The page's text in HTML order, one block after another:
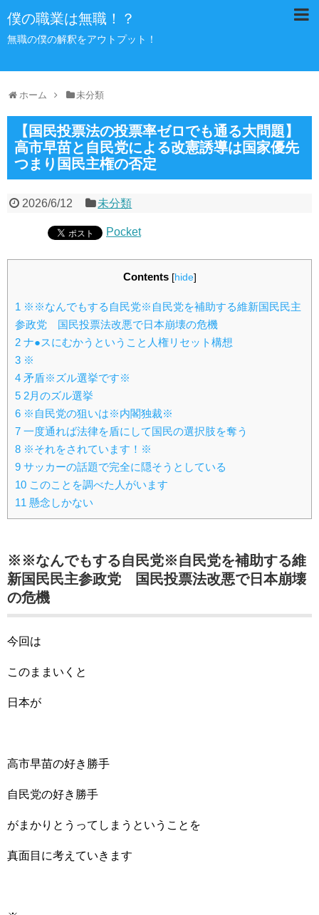
僕の職業は無職！？
無職の僕の解釈をアウトプット！
ホーム 未分類
【国民投票法の投票率ゼロでも通る大問題】
高市早苗と自民党による改憲誘導は国家優先
つまり国民主権の否定
2026/6/12 未分類
Pocket
Contents [hide]
1 ※※なんでもする自民党※自民党を補助する維新国民民主
参政党 国民投票法改悪で日本崩壊の危機
2 ナ●スにむかうということ人権リセット構想
3 ※
4 矛盾※ズル選挙です※
5 2月のズル選挙
6 ※自民党の狙いは※内閣独裁※
7 一度通れば法律を盾にして国民の選択肢を奪う
8 ※それをされています！※
9 サッカーの話題で完全に隠そうとしている
10 このことを調べた人がいます
11 懸念しかない
※※なんでもする自民党※自民党を補助する維
新国民民主参政党 国民投票法改悪で日本崩壊
の危機
今回は
このままいくと
日本が
高市早苗の好き勝手
自民党の好き勝手
がまかりとうってしまうということを
真面目に考えていきます